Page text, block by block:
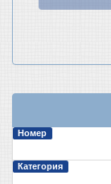
Номер
Категория